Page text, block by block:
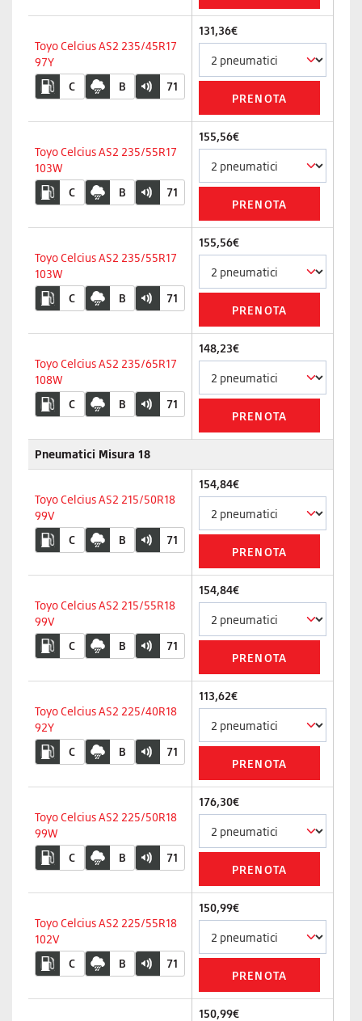
Toyo Celcius AS2 235/45R17
97Y
C
B 71
131,36€
Toyo Celcius AS2 235/55R17
103W
C
B 71
155,56€
Toyo Celcius AS2 235/55R17
103W
C
B 71
155,56€
Toyo Celcius AS2 235/65R17
108W
C
B 71
148,23€
Pneumatici Misura 18
Toyo Celcius AS2 215/50R18
99V
C
B 71
154,84€
Toyo Celcius AS2 215/55R18
99V
C
B 71
154,84€
Toyo Celcius AS2 225/40R18
92Y
C
B 71
113,62€
Toyo Celcius AS2 225/50R18
99W
C
B 71
176,30€
Toyo Celcius AS2 225/55R18
102V
C
B 71
150,99€
150,99€